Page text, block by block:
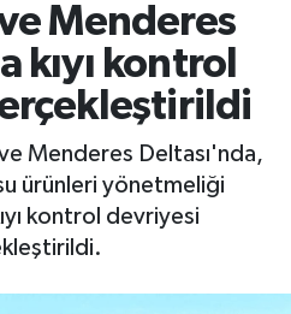
Menderes
kıyı kontrol
Menderes Deltası'nda,
ürünleri yönetmeliği
kontrol devriyesi